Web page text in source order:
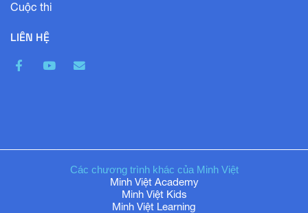
Cuộc thi
LIÊN HỆ
Các chương trình khác của Minh Việt
Minh Việt Academy
Minh Việt Kids
Minh Việt Learning